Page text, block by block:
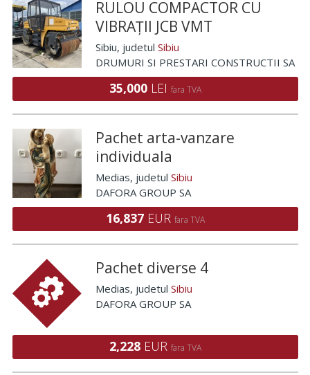
RULOU COMPACTOR CU
VIBRAȚII JCB VMT
Sibiu, judetul Sibiu
DRUMURI SI PRESTARI CONSTRUCTII SA
35,000 LEI fara TVA
Pachet arta-vanzare
individuala
Medias, judetul Sibiu
DAFORA GROUP SA
16,837 EUR fara TVA
Pachet diverse 4
Medias, judetul Sibiu
DAFORA GROUP SA
2,228 EUR fara TVA